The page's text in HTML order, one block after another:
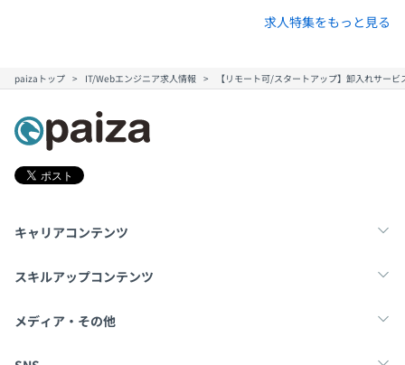
求人特集をもっと見る
paizaトップ IT/Webエンジニア求人情報 【リモート可/スタートアップ】卸入れサー
キャリアコンテンツ
転職・キャリア
スキルアップコンテンツ
学習
メディア・その他